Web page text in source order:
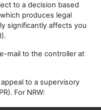
to a decision based
produces legal
significantly affects you
mail to the controller at
to a supervisory
For NRW: